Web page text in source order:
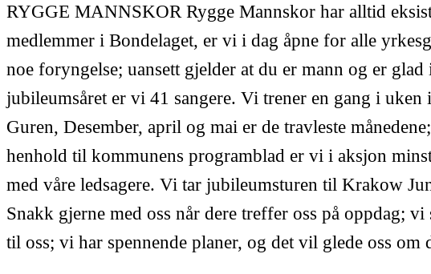
RYGGE MANNSKOR Rygge Mannskor har alltid
medlemmer i Bondelaget, er vi i dag åpne for alle
noe foryngelse; uansett gjelder at du er mann og er
jubileumsåret er vi 41 sangere. Vi trener en gang i
Guren, Desember, april og mai er de travleste
henhold til kommunens programblad er vi i aksjon
med våre ledsagere. Vi tar jubileumsturen til Krakow
Snakk gjerne med oss når dere treffer oss på oppdag;
til oss; vi har spennende planer, og det vil glede oss